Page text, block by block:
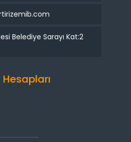
Belediye Sarayı Kat:2